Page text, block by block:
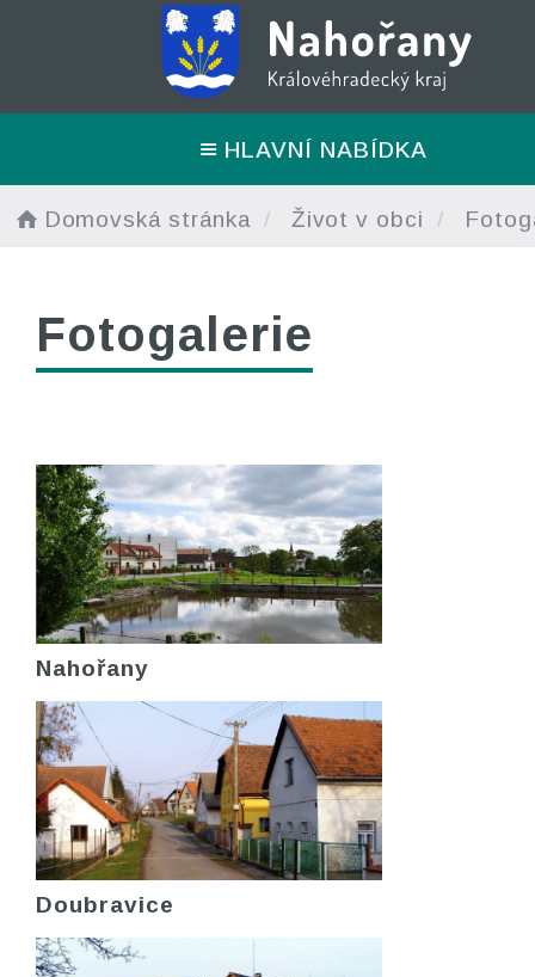
HLAVNÍ NABÍDKA
Domovská stránka Život v obci
Fotogalerie
Nahořany
Doubravice